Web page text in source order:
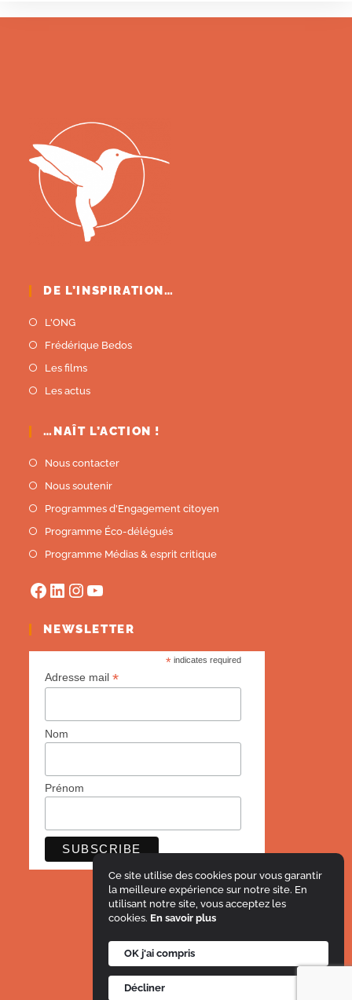
Ce site utilise des cookies pour vous garantir
la meilleure expérience sur notre site. En
utilisant notre site, vous acceptez les
cookies. En savoir plus
OK j'ai compris
Décliner
DE L’INSPIRATION…
L'ONG
Frédérique Bedos
Les films
Les actus
…NAÎT L’ACTION !
Nous contacter
Nous soutenir
Programmes d'Engagement citoyen
Programme Éco-délégués
Programme Médias & esprit critique
NEWSLETTER
* indicates required
Adresse mail*
Nom
Prénom
Mentions légales